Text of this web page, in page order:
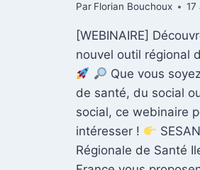
A
I
S
Par Florian Bouchoux 17
[WEBINAIRE]
nouvel outil régional
Que vous
de santé, du social
social, ce webinaire
intéresser !
Régionale de Santé